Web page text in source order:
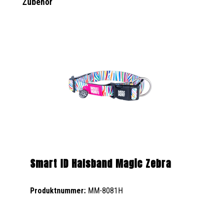
Smart ID Halsband Magic Zebra
Produktnummer: MM-8081H